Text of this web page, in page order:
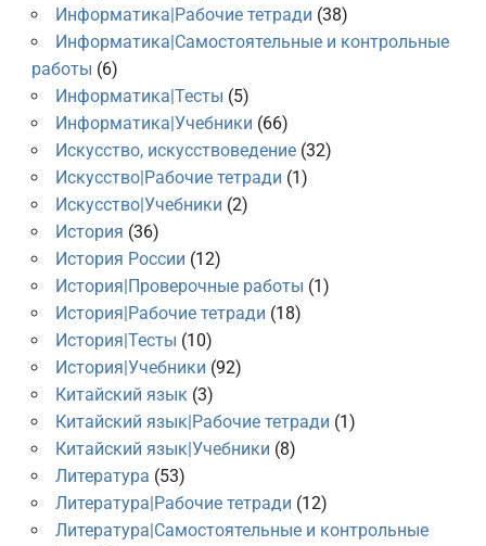
Информатика|Рабочие тетради (38)
Информатика|Самостоятельные и контрольные
работы (6)
Информатика|Тесты (5)
Информатика|Учебники (66)
Искусство, искусствоведение(32)
Искусство|Рабочие тетради (1)
Искусство|Учебники (2)
История (36)
История России (12)
История|Проверочные работы (1)
История|Рабочие тетради (18)
История|Тесты (10)
История|Учебники (92)
Китайский язык(3)
Китайский язык|Рабочие тетради (1)
Китайский язык|Учебники (8)
Литература (53)
Литература|Рабочие тетради (12)
Литература|Самостоятельные и контрольные